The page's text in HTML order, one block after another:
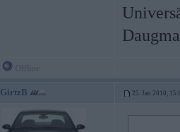
GirtzB 25. Jan 2010,